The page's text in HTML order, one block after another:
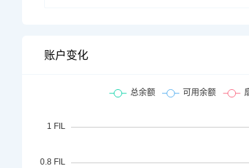
账户变化